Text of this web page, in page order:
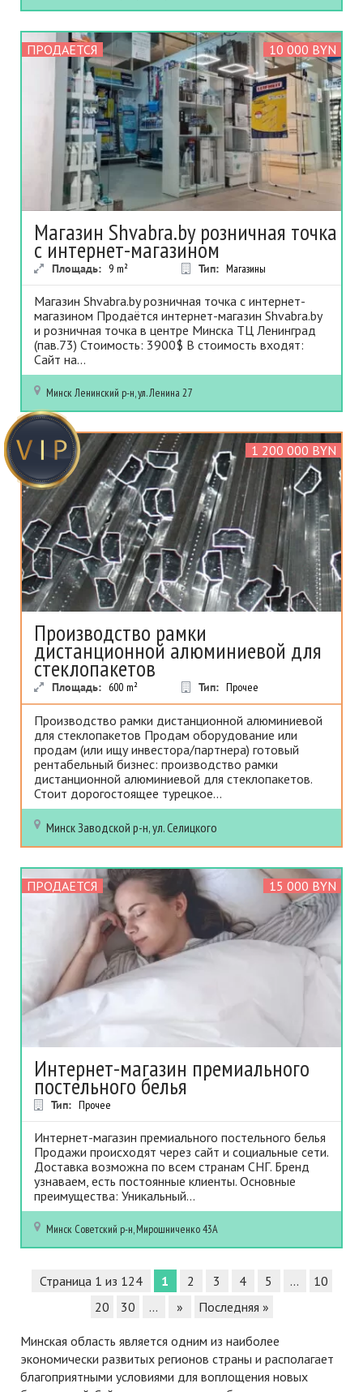
ПРОДАЕТСЯ 10 000 BYN
Магазин Shvabra.by розничная точка
с интернет-магазином
Площадь: 9 m² Тип: Магазины
Магазин Shvabra.by розничная точка с интернет-
магазином Продаётся интернет-магазин Shvabra.by
и розничная точка в центре Минска ТЦ Ленинград
(пав.73) Стоимость: 3900$ В стоимость входят:
Сайт на...
МинскЛенинский р-н, ул. Ленина 27
1 200 000 BYN
Производство рамки
дистанционной алюминиевой для
стеклопакетов
Площадь: 600 m² Тип: Прочее
Производство рамки дистанционной алюминиевой
для стеклопакетов Продам оборудование или
продам (или ищу инвестора/партнера) готовый
рентабельный бизнес: производство рамки
дистанционной алюминиевой для стеклопакетов.
Стоит дорогостоящее турецкое...
МинскЗаводской р-н, ул. Селицкого
ПРОДАЕТСЯ 15 000 BYN
Интернет-магазин премиального
постельного белья
Тип: Прочее
Интернет-магазин премиального постельного белья
Продажи происходят через сайт и социальные сети.
Доставка возможна по всем странам СНГ. Бренд
узнаваем, есть постоянные клиенты. Основные
преимущества: Уникальный...
Минск Советский р-н, Мирошниченко 43А
Страница 1 из 124 1 2 3 4 5 ...
10
20
30 ... » Последняя »
Минская область является одним из наиболее
экономически развитых регионов страны и располагает
благоприятными условиями для воплощения новых